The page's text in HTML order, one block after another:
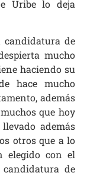
Uribe lo deja
candidatura de
mucho
haciendo su
hace mucho
además
que hoy
además
otros que a lo
elegido con el
de